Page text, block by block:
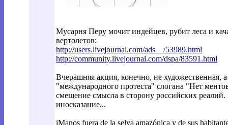
Мусарня Перу мочит индейцев, рубит леса и
вертолетов:
http://users.livejournal.com/ads__/53989.html
http://community.livejournal.com/dspa/83591.html
Вчерашняя акция, конечно, не художественная,
"международного протеста" слогана "Нет
смещение смысла в сторону российских
иносказание...
iManos fuera de la selva amazónica y de sus